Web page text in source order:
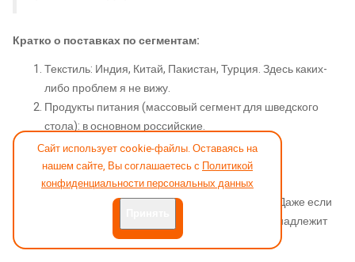
Кратко о поставках по сегментам:
Текстиль: Индия, Китай, Пакистан, Турция. Здесь каких-
либо проблем я не вижу.
Продукты питания (массовый сегмент для шведского
стола): в основном российские.
Вина: Крым, Россия. Проблем также нет.
Кофе: к сожалению, у нас не производится.
Мебель: российская.
Оборудование: наиболее проблемная часть. Даже если
заводы расположены в России, лицензия принадлежит
европейским странам или США.
Сайт использует cookie-файлы. Оставаясь на
нашем сайте, Вы соглашаетесь с Политикой
конфиденциальности персональных данных